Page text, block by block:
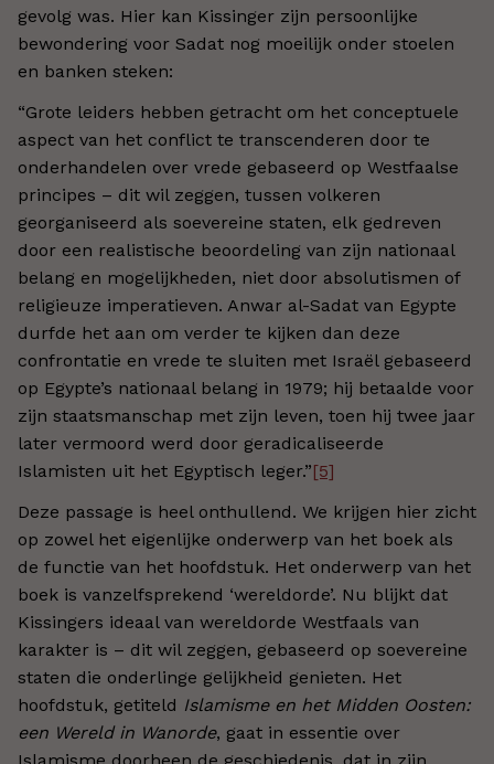
gevolg was. Hier kan Kissinger zijn persoonlijke
bewondering voor Sadat nog moeilijk onder stoelen
en banken steken:
“Grote leiders hebben getracht om het conceptuele
aspect van het conflict te transcenderen door te
onderhandelen over vrede gebaseerd op Westfaalse
principes – dit wil zeggen, tussen volkeren
georganiseerd als soevereine staten, elk gedreven
door een realistische beoordeling van zijn nationaal
belang en mogelijkheden, niet door absolutismen of
religieuze imperatieven. Anwar al-Sadat van Egypte
durfde het aan om verder te kijken dan deze
confrontatie en vrede te sluiten met Israël gebaseerd
op Egypte’s nationaal belang in 1979; hij betaalde voor
zijn staatsmanschap met zijn leven, toen hij twee jaar
later vermoord werd door geradicaliseerde
Islamisten uit het Egyptisch leger.”[5]
Deze passage is heel onthullend. We krijgen hier zicht
op zowel het eigenlijke onderwerp van het boek als
de functie van het hoofdstuk. Het onderwerp van het
boek is vanzelfsprekend ‘wereldorde’. Nu blijkt dat
Kissingers ideaal van wereldorde Westfaals van
karakter is – dit wil zeggen, gebaseerd op soevereine
staten die onderlinge gelijkheid genieten. Het
hoofdstuk, getiteld Islamisme en het Midden Oosten:
een Wereld in Wanorde, gaat in essentie over